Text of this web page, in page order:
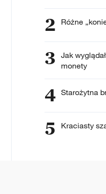
2 Różne
3 Jak
monety
4 Starożytna
5 Kraciasty